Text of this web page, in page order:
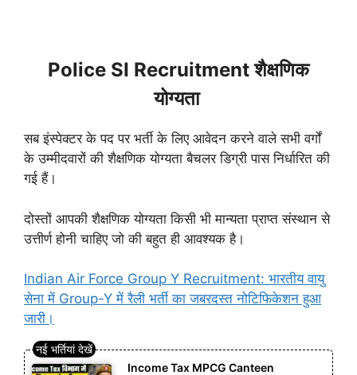
Police SI Recruitment शैक्षणिक
योग्यता
सब इंस्पेक्टर के पद पर भर्ती के लिए आवेदन करने वाले सभी वर्गों
के उम्मीदवारों की शैक्षणिक योग्यता बैचलर डिग्री पास निर्धारित की
गई हैं।
दोस्तों आपकी शैक्षणिक योग्यता किसी भी मान्यता प्राप्त संस्थान से
उत्तीर्ण होनी चाहिए जो की बहुत ही आवश्यक है।
Indian Air Force Group Y Recruitment: भारतीय वायु
सेना में Group-Y में रैली भर्ती का जबरदस्त नोटिफिकेशन हुआ
जारी।
Income Tax MPCG Canteen